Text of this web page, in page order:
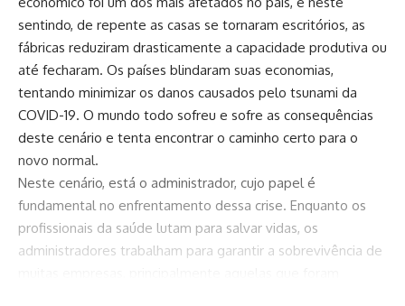
sentindo, de repente as casas se tornaram escritórios, as
fábricas reduziram drasticamente a capacidade produtiva ou
até fecharam. Os países blindaram suas economias,
tentando minimizar os danos causados pelo tsunami da
COVID-19. O mundo todo sofreu e sofre as consequências
deste cenário e tenta encontrar o caminho certo para o
novo normal.
Neste cenário, está o administrador, cujo papel é
fundamental no enfrentamento dessa crise. Enquanto os
profissionais da saúde lutam para salvar vidas, os
administradores trabalham para garantir a sobrevivência de